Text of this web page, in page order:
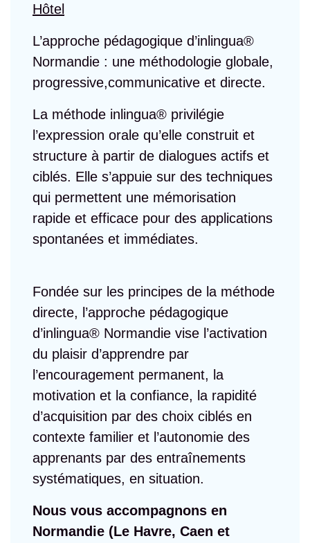
Hôtel
L’approche pédagogique d’inlingua®
Normandie : une méthodologie globale,
progressive,communicative et directe.
La méthode inlingua® privilégie
l’expression orale qu’elle construit et
structure à partir de dialogues actifs et
ciblés. Elle s’appuie sur des techniques
qui permettent une mémorisation
rapide et efficace pour des applications
spontanées et immédiates.
Fondée sur les principes de la méthode
directe, l’approche pédagogique
d’inlingua® Normandie vise l’activation
du plaisir d’apprendre par
l’encouragement permanent, la
motivation et la confiance, la rapidité
d’acquisition par des choix ciblés en
contexte familier et l’autonomie des
apprenants par des entraînements
systématiques, en situation.
Nous vous accompagnons en
Normandie (Le Havre, Caen et